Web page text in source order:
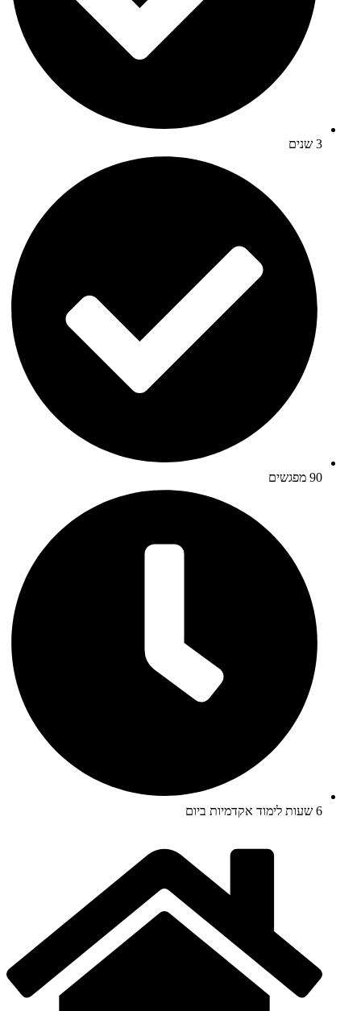
3 שנים
90 מפגשים
6 שעות לימוד אקדמיות ביום